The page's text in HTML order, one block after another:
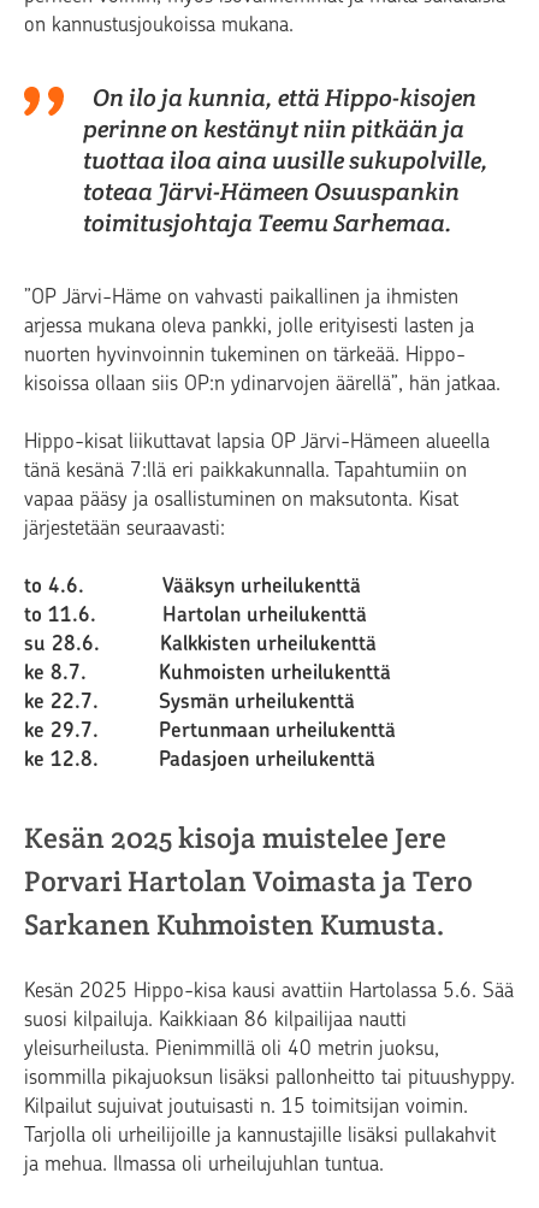
on kannustusjoukoissa mukana.
On ilo ja kunnia, että Hippo-kisojen
perinne on kestänyt niin pitkään ja
tuottaa iloa aina uusille sukupolville,
toteaa Järvi-Hämeen Osuuspankin
toimitusjohtaja Teemu Sarhemaa.
”OP Järvi-Häme on vahvasti paikallinen ja ihmisten
arjessa mukana oleva pankki, jolle erityisesti lasten ja
nuorten hyvinvoinnin tukeminen on tärkeää. Hippo-
kisoissa ollaan siis OP:n ydinarvojen äärellä”, hän jatkaa.
Hippo-kisat liikuttavat lapsia OP Järvi-Hämeen alueella
tänä kesänä 7:llä eri paikkakunnalla. Tapahtumiin on
vapaa pääsy ja osallistuminen on maksutonta. Kisat
järjestetään seuraavasti:
to 4.6. Vääksyn urheilukenttä
to 11.6. Hartolan urheilukenttä
su 28.6. Kalkkisten urheilukenttä
ke 8.7. Kuhmoisten urheilukenttä
ke 22.7. Sysmän urheilukenttä
ke 29.7. Pertunmaan urheilukenttä
ke 12.8. Padasjoen urheilukenttä
Kesän 2025 kisoja muistelee Jere
Porvari Hartolan Voimasta ja Tero
Sarkanen Kuhmoisten Kumusta.
Kesän 2025 Hippo-kisa kausi avattiin Hartolassa 5.6. Sää
suosi kilpailuja. Kaikkiaan 86 kilpailijaa nautti
yleisurheilusta. Pienimmillä oli 40 metrin juoksu,
isommilla pikajuoksun lisäksi pallonheitto tai pituushyppy.
Kilpailut sujuivat joutuisasti n. 15 toimitsijan voimin.
Tarjolla oli urheilijoille ja kannustajille lisäksi pullakahvit
ja mehua. Ilmassa oli urheilujuhlan tuntua.